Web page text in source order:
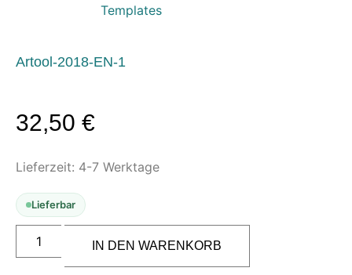
Arbeitsplatz & Zubehör
Spezialliteratur & Anleitungen
X
Templates
Artool-2018-EN-1
32,50 €
Lieferzeit: 4-7 Werktage
Lieferbar
ARTOOL
11
IN DEN WARENKORB